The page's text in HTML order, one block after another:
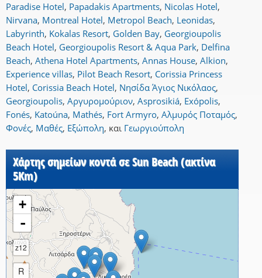
Paradise Hotel, Papadakis Apartments, Nicolas Hotel,
Nirvana, Montreal Hotel, Metropol Beach, Leonidas,
Labyrinth, Kokalas Resort, Golden Bay, Georgioupolis
Beach Hotel, Georgioupolis Resort & Aqua Park, Delfina
Beach, Athena Hotel Apartments, Annas House, Alkion,
Experience villas, Pilot Beach Resort, Corissia Princess
Hotel, Corissia Beach Hotel, Νησίδα Άγιος Νικόλαος,
Georgioupolis, Αργυρομούριον, Asprosikiá, Exópolis,
Fonés, Katoúna, Mathés, Fort Armyro, Αλμυρός Ποταμός,
Φονές, Μαθές, Εξώπολη, και Γεωργιούπολη
Χάρτης σημείων κοντά σε Sun Beach (ακτίνα
5Km)
+
-
z12
R